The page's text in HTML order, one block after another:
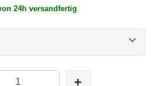
24h versandfertig